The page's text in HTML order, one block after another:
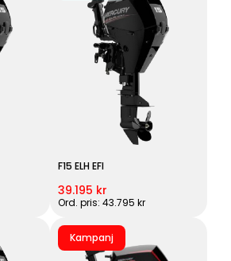
F15 ELH EFI
39.195 kr
Ord. pris: 43.795 kr
Kampanj